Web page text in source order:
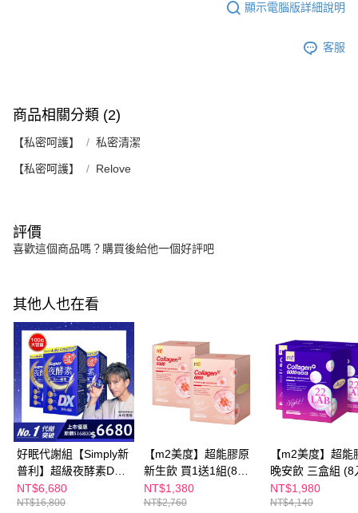
顯示電腦版詳細說明
客服
商品相關分類 (2)
【私密呵護】 私密清潔
【私密呵護】 Relove
評價
喜歡這個商品嗎？購買後給他一個好評吧
其他人也在看
好眠代謝組【Simply新
普利】超級夜酵素DX
100錠/盒x3盒 木村拓
哉 代言(日韓雙GABA
NT$6,680
NT$16,800
【m2美度】超能膠原
新生飲 買1送1組(8入/
盒.孫藝珍代言-膠原蛋
白)
NT$1,380
NT$2,760
【m2美度】超能
晚安飲 三盒組 (8
NT$1,980
NT$4,140